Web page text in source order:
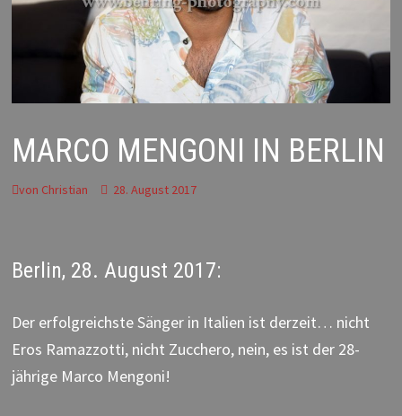
MARCO MENGONI IN BERLIN
von Christian 28. August 2017
Berlin, 28. August 2017:
Der erfolgreichste Sänger in Italien ist derzeit… nicht
Eros Ramazzotti, nicht Zucchero, nein, es ist der 28-
jährige Marco Mengoni!